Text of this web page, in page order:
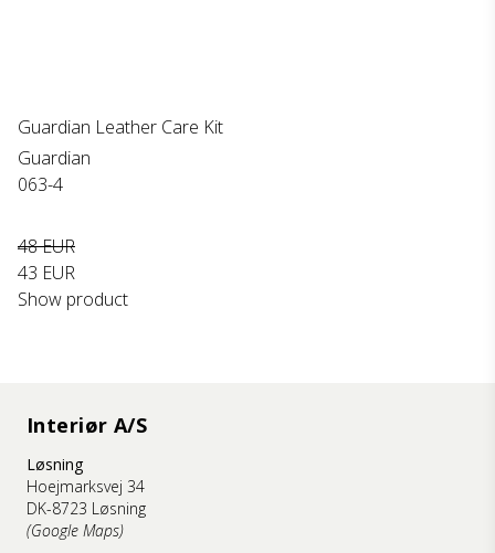
Guardian Leather Care Kit
Guardian
063-4
48 EUR
43 EUR
Show product
Interiør A/S
Løsning
Hoejmarksvej 34
DK-8723 Løsning
(Google Maps)